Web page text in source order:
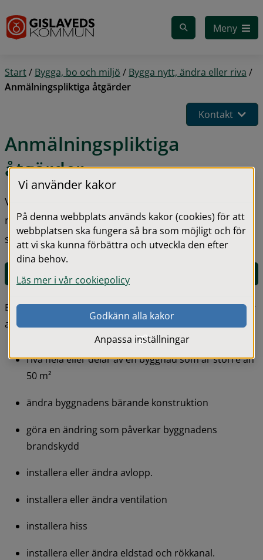
Meny
Start/ Bygga, bo och miljö / Bygga nytt, ändra eller riva /
Anmälningspliktiga åtgärder
Kontakt
Anmälningspliktiga
åtgärder
Vissa byggåtgärder kräver inte bygglov, men du
måste ändå göra en anmälan och få ett
startbesked från kommunen innan du börjar.
E-tjänst för ej lovpliktig åtgärd
En anmälan om ej lovpliktig åtgärd gäller om du planerar
att:
riva hela eller delar av en byggnad som är större än
50 m²
ändra byggnadens bärande konstruktion
göra en ändring som påverkar byggnadens
brandskydd
installera eller ändra avlopp.
installera eller ändra ventilation
installera hiss
installera eller ändra eldstad och rökkanal.
Vi använder kakor
På denna webbplats används kakor (cookies) för att
webbplatsen ska fungera så bra som möjligt och för
att vi ska kunna förbättra och utveckla den efter
dina behov.
Läs mer i vår cookiepolicy
Godkänn alla kakor
Anpassa inställningar